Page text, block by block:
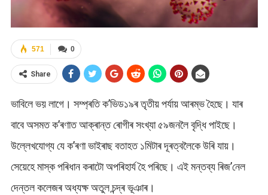
0
571
Share
ভাবিলে ভয় লাগে। সম্প্ৰতি ক’ভিড১৯ৰ তৃতীয় পৰ্যায় আৰম্ভ হৈছে। যাৰ
বাবে অসমত ক’ৰণাত আক্ৰান্ত ৰোগীৰ সংখ্যা ৫৯জনলৈ বৃদ্ধি পাইছে।
উল্লেখযোগ্য যে ক’ৰণা ভাইৰাছ বতাহত ১মিটাৰ দূৰত্বলৈকে উৰি যায়।
সেয়েহে মাস্ক পৰিধান কৰাটো অপৰিহাৰ্য হৈ পৰিছে। এই মন্তব্য ৰিজ’নেল
দেন্তল কলেজৰ অধ্যক্ষ অতুল চন্দ্ৰ ভূঞাৰ।